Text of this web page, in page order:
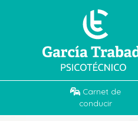
Carnet de
conducir